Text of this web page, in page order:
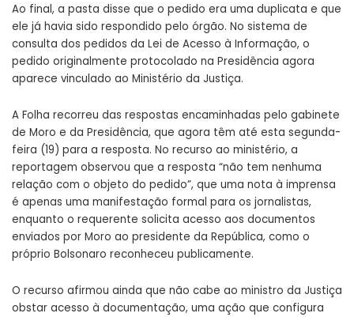
Ao final, a pasta disse que o pedido era uma duplicata e que
ele já havia sido respondido pelo órgão. No sistema de
consulta dos pedidos da Lei de Acesso à Informação, o
pedido originalmente protocolado na Presidência agora
aparece vinculado ao Ministério da Justiça.
A Folha recorreu das respostas encaminhadas pelo gabinete
de Moro e da Presidência, que agora têm até esta segunda-
feira (19) para a resposta. No recurso ao ministério, a
reportagem observou que a resposta “não tem nenhuma
relação com o objeto do pedido”, que uma nota à imprensa
é apenas uma manifestação formal para os jornalistas,
enquanto o requerente solicita acesso aos documentos
enviados por Moro ao presidente da República, como o
próprio Bolsonaro reconheceu publicamente.
O recurso afirmou ainda que não cabe ao ministro da Justiça
obstar acesso à documentação, uma ação que configura